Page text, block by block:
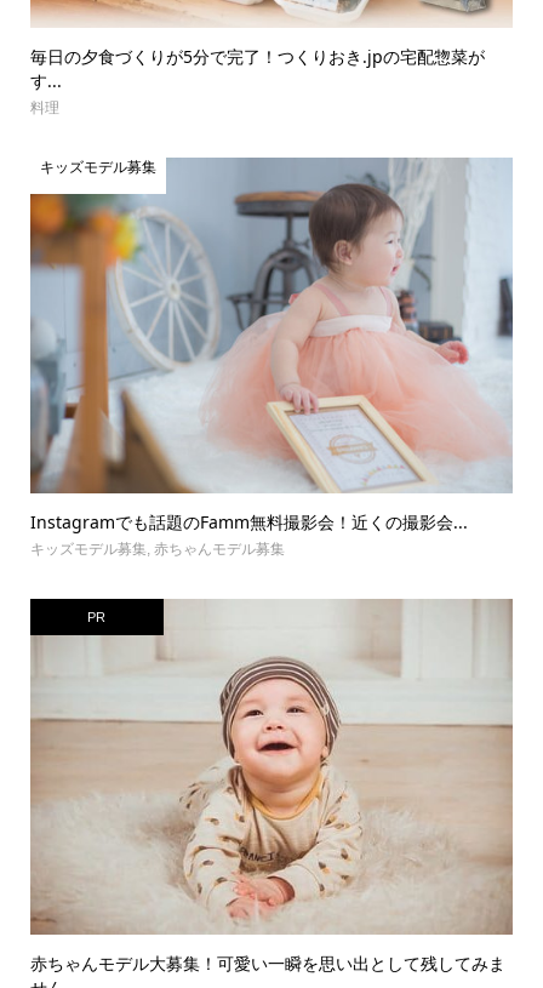
毎日の夕食づくりが5分で完了！つくりおき.jpの宅配惣菜が
す...
料理
キッズモデル募集
Instagramでも話題のFamm無料撮影会！近くの撮影会...
キッズモデル募集, 赤ちゃんモデル募集
PR
赤ちゃんモデル大募集！可愛い一瞬を思い出として残してみま